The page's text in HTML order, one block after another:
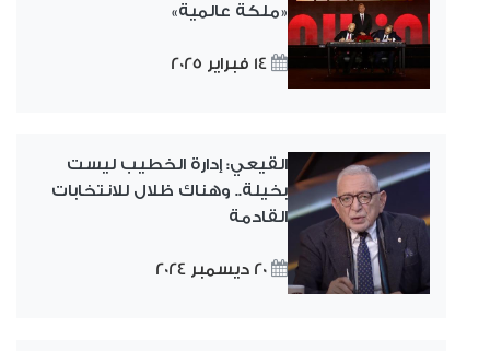
«ملكة عالمية»
14 فبراير 2025
القيعي: إدارة الخطيب ليست
بخيلة.. وهناك ظلال للانتخابات
القادمة
20 ديسمبر 2024